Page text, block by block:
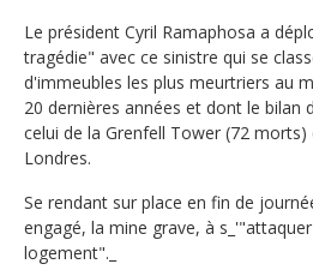
Le président Cyril Ramaphosa a
tragédie" avec ce sinistre qui se
d'immeubles les plus meurtriers au
20 dernières années et dont le bilan
celui de la Grenfell Tower (72 morts)
Londres.
Se rendant sur place en fin de
engagé, la mine grave, à
logement"._